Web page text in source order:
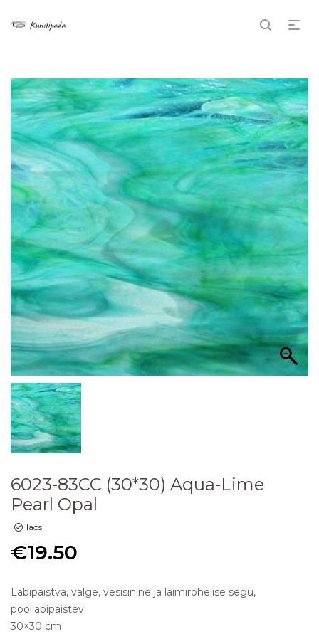
6023-83CC (30*30) Aqua-Lime
Pearl Opal
laos
€19.50
Läbipaistva, valge, vesisinine ja laimirohelise segu,
poolläbipaistev.
30×30 cm